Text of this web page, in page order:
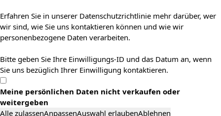
Erfahren Sie in unserer Datenschutzrichtlinie mehr darüber, wer
wir sind, wie Sie uns kontaktieren können und wie wir
personenbezogene Daten verarbeiten.
Bitte geben Sie Ihre Einwilligungs-ID und das Datum an, wenn
Sie uns bezüglich Ihrer Einwilligung kontaktieren.
Meine persönlichen Daten nicht verkaufen oder
weitergeben
Alle zulassenAnpassenAuswahl erlaubenAblehnen